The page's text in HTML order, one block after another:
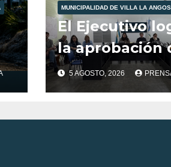
MUNICIPALIDAD DE VILLA LA
El Ejecutivo
la aprobación
más de $600
millones para
5 AGOSTO, 2026